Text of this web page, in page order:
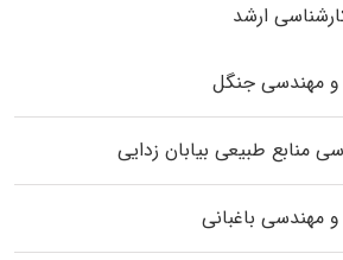
ارشد
و مهندسی جنگل
منابع طبیعی بیابان زدایی
مهندسی باغبانی